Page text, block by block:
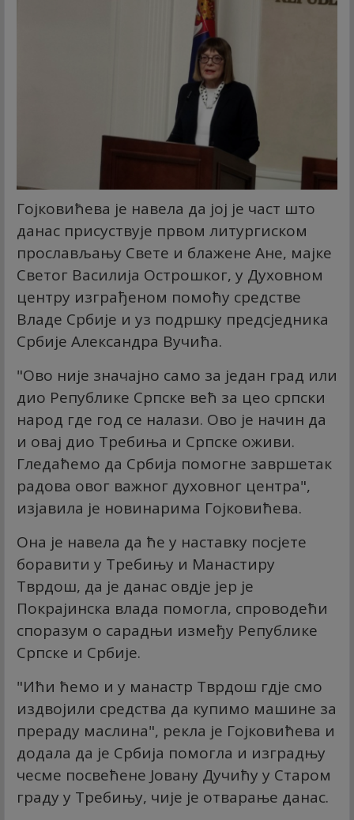
Гојковићева је навела да јој је част што
данас присуствује првом литургиском
прослављању Свете и блажене Ане, мајке
Светог Василија Острошког, у Духовном
центру изграђеном помоћу средстве
Владе Србије и уз подршку предсједника
Србије Александра Вучића.
"Ово није значајно само за један град или
дио Републике Српске већ за цео српски
народ где год се налази. Ово је начин да
и овај дио Требиња и Српске оживи.
Гледаћемо да Србија помогне завршетак
радова овог важног духовног центра",
изјавила је новинарима Гојковићева.
Она је навела да ће у наставку посјете
боравити у Требињу и Манастиру
Тврдош, да је данас овдје јер је
Покрајинска влада помогла, спроводећи
споразум о сарадњи између Републике
Српске и Србије.
"Ићи ћемо и у манастр Тврдош гдје смо
издвојили средства да купимо машине за
прераду маслина", рекла је Гојковићева и
додала да је Србија помогла и изградњу
чесме посвећене Јовану Дучићу у Старом
граду у Требињу, чије је отварање данас.